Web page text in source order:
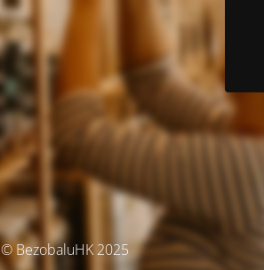
© BezobaluHK 2025